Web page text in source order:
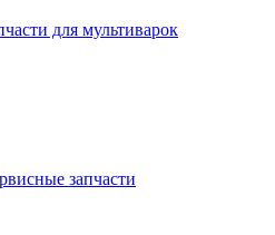
для мультиварок
запчасти